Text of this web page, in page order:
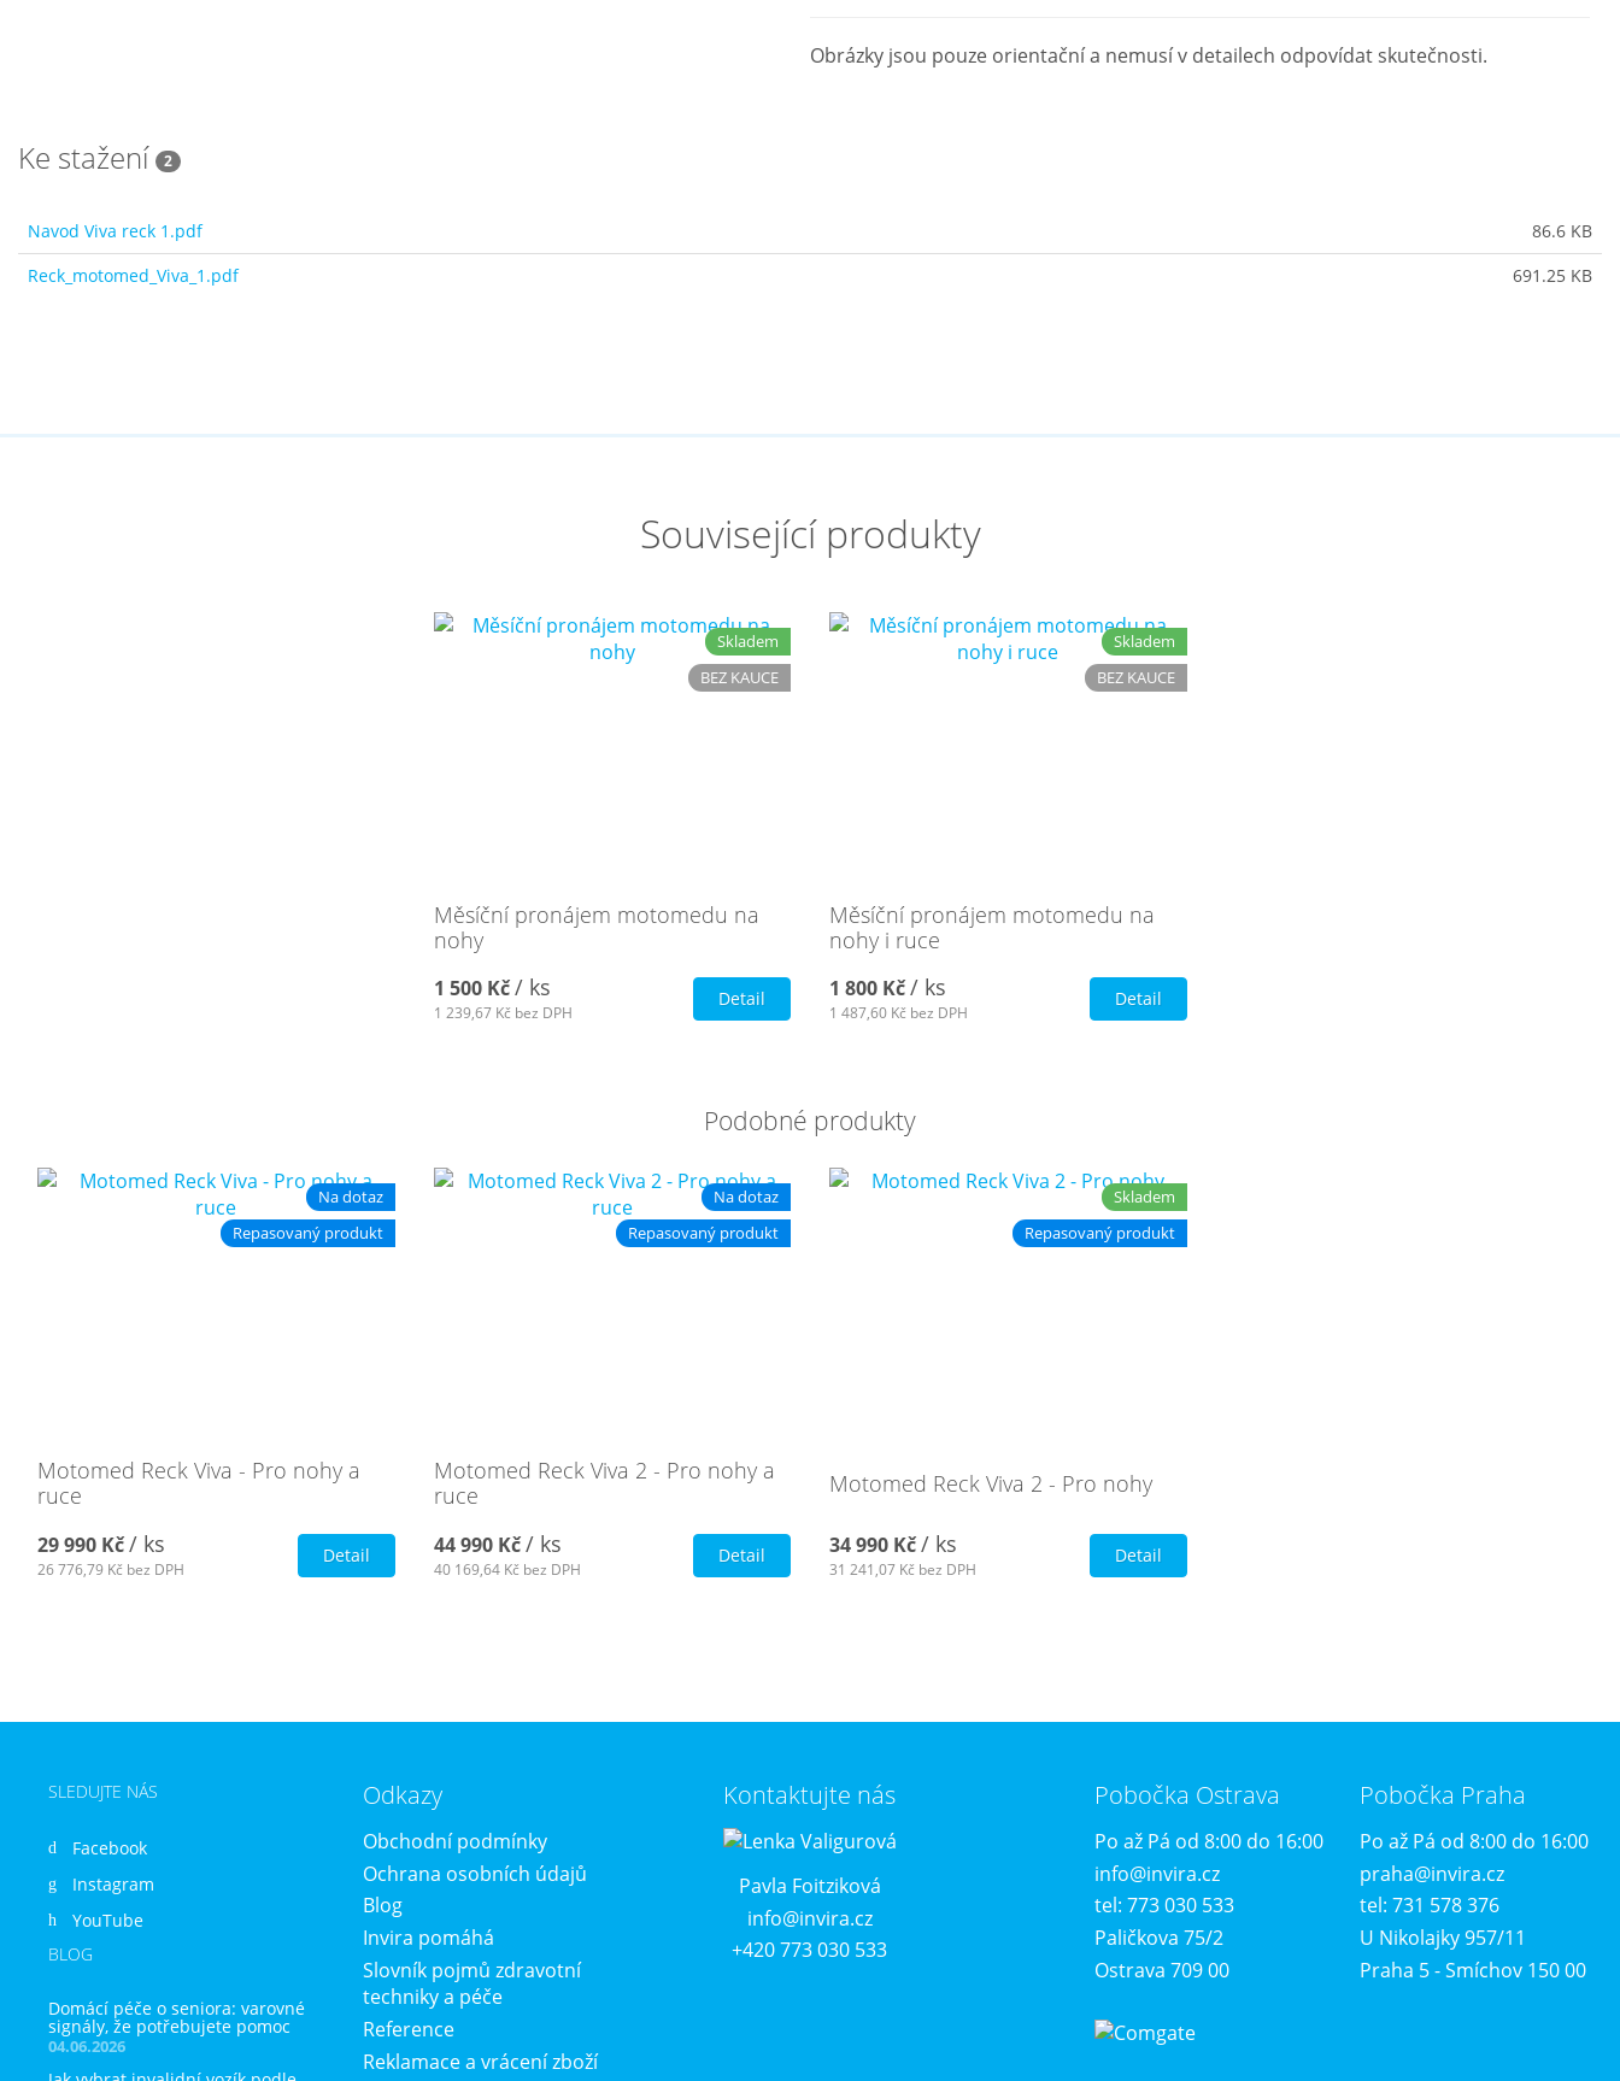
Obrázky jsou pouze orientační a nemusí v detailech odpovídat skutečnosti.
Ke stažení 2
Navod Viva reck 1.pdf
86.6 KB
Reck_motomed_Viva_1.pdf
691.25 KB
Související produkty
Skladem
BEZ KAUCE
Měsíční pronájem motomedu na
nohy
1 500 Kč / ks
1 239,67 Kč bez DPH
Detail
Skladem
BEZ KAUCE
Měsíční pronájem motomedu na
nohy i ruce
1 800 Kč/ ks
1 487,60 Kč bez DPH
Detail
Podobné produkty
Na dotaz
Repasovaný produkt
Motomed Reck Viva - Pro nohy a
ruce
29 990 Kč/ ks
26 776,79 Kč bez DPH
Detail
Na dotaz
Repasovaný produkt
Motomed Reck Viva 2 - Pro nohy a
ruce
44 990 Kč / ks
40 169,64 Kč bez DPH
Detail
Skladem
Repasovaný produkt
Motomed Reck Viva 2 - Pro nohy
34 990 Kč/ ks
31 241,07 Kč bez DPH
Detail
SLEDUJTE NÁS
Facebook
Instagram
YouTube
BLOG
04.06.2026
Domácí péče o seniora: varovné
signály, že potřebujete pomoc
Odkazy
Obchodní podmínky
Ochrana osobních údajů
Blog
Invira pomáhá
Slovník pojmů zdravotní
techniky a péče
Reference
Reklamace a vrácení zboží
Kontaktujte nás
Pavla Foitziková
info@invira.cz
+420 773 030 533
Pobočka Ostrava
Po až Pá od 8:00 do 16:00
info@invira.cz
tel: 773 030 533
Paličkova 75/2
Ostrava 709 00
Pobočka Praha
Po až Pá od 8:00 do 16:00
praha@invira.cz
tel: 731 578 376
U Nikolajky 957/11
Praha 5 - Smíchov 150 00